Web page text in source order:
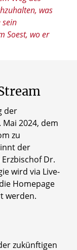
was
sein
Soest, wo er
der
2024, dem
zu
der
Dr.
wird via Live-
Homepage
werden.
zukünftigen